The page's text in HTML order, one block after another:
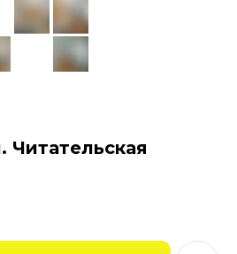
Читательская